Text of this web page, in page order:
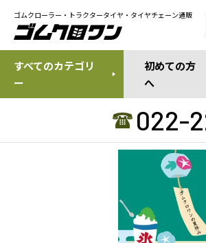
ゴムクローラー・トラクタータイヤ・タイヤチェーン通販
すべてのカテゴリ
ー
初めての方
へ
022-